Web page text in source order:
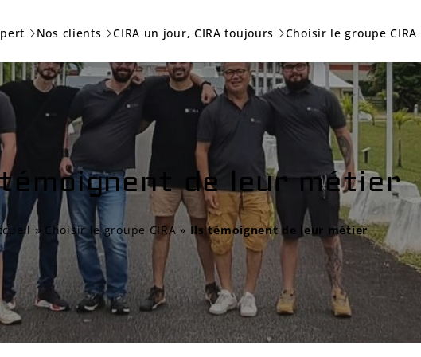
Nos clients CIRA un jour, CIRA toujours Choisir le groupe CIRA
de leur métier
» Choisir le groupe CIRA » Ils témoignent de leur métier